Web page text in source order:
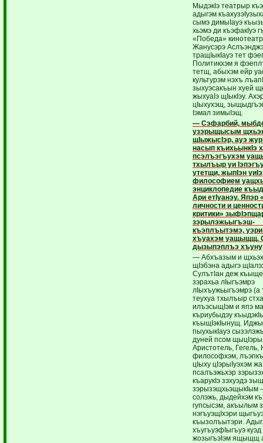
МыдэкIэ театрыр
адыгэм
сымэ димыIауэ
хьэмэ ди къэфакIуэ
«Победа»
Жанусэрэ
тращIыкIауэ тет
Политикхэм я
тетщ, абыхэм ейр
культурэм нэхъ
зыхуэсакъын хуей
жыхуаIэ щIыкIэу.
цIыхухэщ,
Iэмал зимыIэщ.
— Сэфарбий,
узэрыщысым
щIыжысIэр, ауэ
насып къихьынкIэ
псэлъэгъухэм
тхылъыр уи
утетщи, жыпIэн
философием
энциклопедие
Ари етIуанэу. Япэр
личности и
критики»
зэрылэжьыгъэш-
къэплъытэмэ,
хъуахэм уащыщщ.
дызыпэплъэ
— Абхъазым и
щIэбэна адыгэ
СулътIан деж
зэрахьа лIыгъэмрэ
лIыхъужьыгъэмрэ (а
теухуа тхылъыр
илъэсыщIэм и япэ
къриубыдэу
къыщIэкIынущ. Иджы
пыухыкIауэ
дуней псом
Аристотель,
философхэм,
цIыху цIэрыIуэхэм
псалъэжьхэр
къарукIэ зэхуэдэ
зэрызэщхьэщыкIым
солэжь, дыдейхэм
гупсысэм, акъылым
нэгъуэщIхэри
къызолъытэри.
хъугъуэфIыгъуэ
жозыгъэIэм ящыщщ